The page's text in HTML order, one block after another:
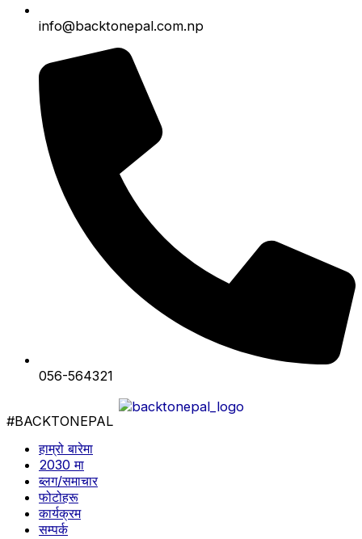
info@backtonepal.com.np
056-564321
#BACKTONEPAL
हाम्रो बारेमा
2030 मा
ब्लग/समाचार
फोटोहरू
कार्यक्रम
सम्पर्क